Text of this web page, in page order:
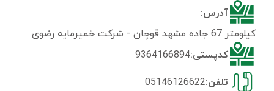
آدرس:
کیلومتر 67 جاده مشهد قوچان - شرکت خمیرمایه رضوی
کدپستی:9364166894
تلفن:05146126622